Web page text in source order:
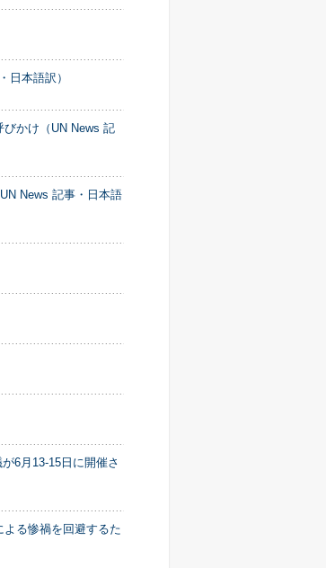
日本語訳）
かけ（UN News 記
News 記事・日本語
6月13-15日に開催さ
る惨禍を回避するた